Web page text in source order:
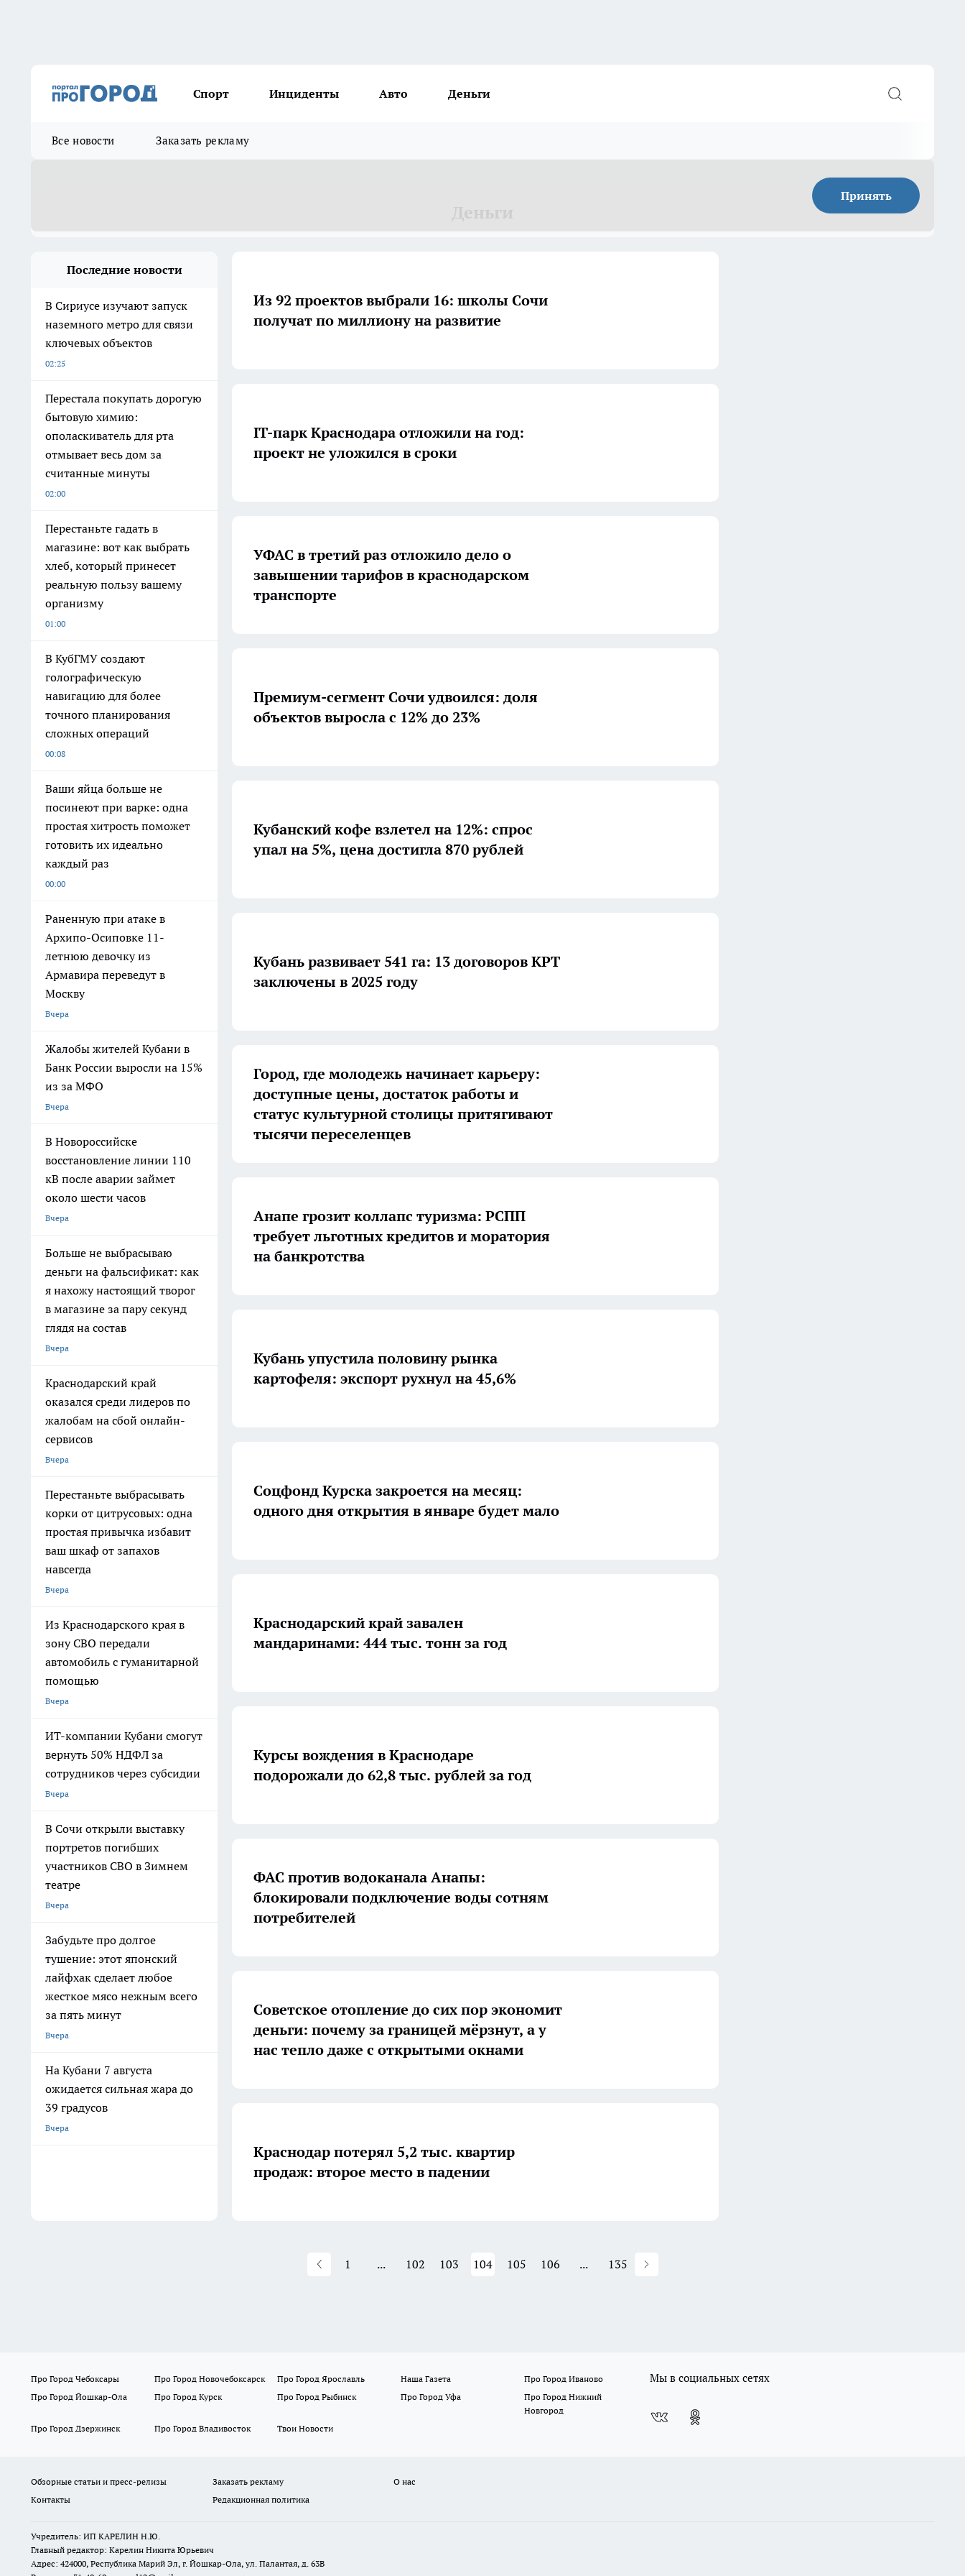
Спорт Инциденты Авто Деньги
Все новости Заказать рекламу
Принять
Последние новости
В Сириусе изучают запуск
наземного метро для связи
ключевых объектов
02:25
Перестала покупать дорогую
бытовую химию:
ополаскиватель для рта
отмывает весь дом за
считанные минуты
02:00
Перестаньте гадать в
магазине: вот как выбрать
хлеб, который принесет
реальную пользу вашему
организму
01:00
В КубГМУ создают
голографическую
навигацию для более
точного планирования
сложных операций
00:08
Ваши яйца больше не
посинеют при варке: одна
простая хитрость поможет
готовить их идеально
каждый раз
00:00
Раненную при атаке в
Архипо-Осиповке 11-
летнюю девочку из
Армавира переведут в
Москву
Вчера
Жалобы жителей Кубани в
Банк России выросли на 15%
из за МФО
Вчера
В Новороссийске
восстановление линии 110
кВ после аварии займет
около шести часов
Вчера
Больше не выбрасываю
деньги на фальсификат: как
я нахожу настоящий творог
в магазине за пару секунд
глядя на состав
Вчера
Краснодарский край
оказался среди лидеров по
жалобам на сбой онлайн-
сервисов
Вчера
Перестаньте выбрасывать
корки от цитрусовых: одна
простая привычка избавит
ваш шкаф от запахов
навсегда
Вчера
Из Краснодарского края в
зону СВО передали
автомобиль с гуманитарной
помощью
Вчера
ИТ-компании Кубани смогут
вернуть 50% НДФЛ за
сотрудников через субсидии
Вчера
В Сочи открыли выставку
портретов погибших
участников СВО в Зимнем
театре
Вчера
Забудьте про долгое
тушение: этот японский
лайфхак сделает любое
жесткое мясо нежным всего
за пять минут
Вчера
На Кубани 7 августа
ожидается сильная жара до
39 градусов
Вчера
Из 92 проектов выбрали 16: школы Сочи
получат по миллиону на развитие
IT-парк Краснодара отложили на год:
проект не уложился в сроки
УФАС в третий раз отложило дело о
завышении тарифов в краснодарском
транспорте
Премиум-сегмент Сочи удвоился: доля
объектов выросла с 12% до 23%
Кубанский кофе взлетел на 12%: спрос
упал на 5%, цена достигла 870 рублей
Кубань развивает 541 га: 13 договоров КРТ
заключены в 2025 году
Город, где молодежь начинает карьеру:
доступные цены, достаток работы и
статус культурной столицы притягивают
тысячи переселенцев
Анапе грозит коллапс туризма: РСПП
требует льготных кредитов и моратория
на банкротства
Кубань упустила половину рынка
картофеля: экспорт рухнул на 45,6%
Соцфонд Курска закроется на месяц:
одного дня открытия в январе будет мало
Краснодарский край завален
мандаринами: 444 тыс. тонн за год
Курсы вождения в Краснодаре
подорожали до 62,8 тыс. рублей за год
ФАС против водоканала Анапы:
блокировали подключение воды сотням
потребителей
Советское отопление до сих пор экономит
деньги: почему за границей мёрзнут, а у
нас тепло даже с открытыми окнами
Краснодар потерял 5,2 тыс. квартир
продаж: второе место в падении
1 ... 102 103 104 105 106 ... 135
Про Город Чебоксары Про Город Новочебоксарск Про Город Ярославль Наша Газета
Про Город Иваново
Про Город Йошкар-Ола
Про Город Курск Про Город Рыбинск Про Город Уфа
Про Город Нижний
Новгород
Про Город Дзержинск
Про Город Владивосток Твои Новости
Мы в социальных сетях
Обзорные статьи и пресс-релизы Заказать рекламу
О нас
Контакты
Редакционная политика
Учредитель: ИП КАРЕЛИН Н.Ю.
Главный редактор: Карелин Никита Юрьевич
Адрес: 424000, Республика Марий Эл, г. Йошкар-Ола, ул. Палантая, д. 63В